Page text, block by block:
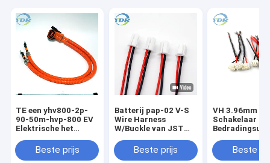
TE een yhv800-2p-
90-50m-hvp-800 EV
Elektrische het
Beste prijs
Batterij pap-02 V-S
Wire Harness
W/Buckle van JST
Beste prijs
VH 3.96mm
Schakelaar
Beste